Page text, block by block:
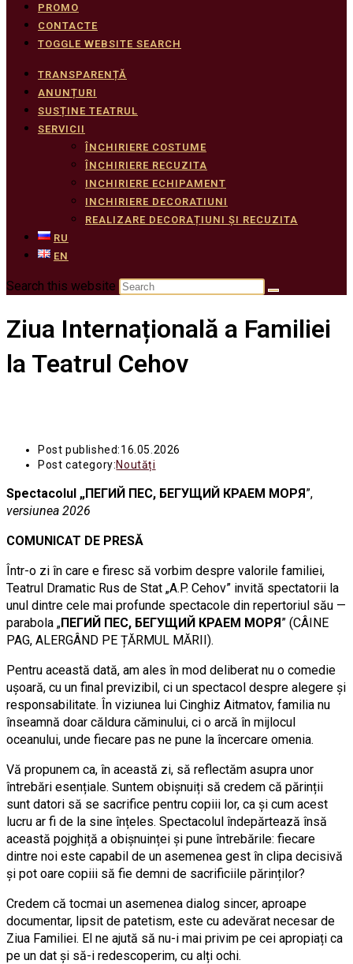
PROMO
CONTACTE
TOGGLE WEBSITE SEARCH
TRANSPARENȚĂ
ANUNȚURI
SUSȚINE TEATRUL
SERVICII
ÎNCHIRIERE COSTUME
ÎNCHIRIERE RECUZITA
INCHIRIERE ECHIPAMENT
INCHIRIERE DECORATIUNI
REALIZARE DECORAȚIUNI ȘI RECUZITA
RU
EN
Search this website
Ziua Internațională a Familiei
la Teatrul Cehov
Post published:16.05.2026
Post category:Noutăți
Spectacolul „ПЕГИЙ ПЕС, БЕГУЩИЙ КРАЕМ МОРЯ”,
versiunea 2026
COMUNICAT DE PRESĂ
Într-o zi în care e firesc să vorbim despre valorile familiei,
Teatrul Dramatic Rus de Stat „A.P. Cehov” invită spectatorii la
unul dintre cele mai profunde spectacole din repertoriul său —
parabola „ПЕГИЙ ПЕС, БЕГУЩИЙ КРАЕМ МОРЯ” (CÂINE
PAG, ALERGÂND PE ȚĂRMUL MĂRII).
Pentru această dată, am ales în mod deliberat nu o comedie
ușoară, cu un final previzibil, ci un spectacol despre alegere și
responsabilitate. În viziunea lui Cinghiz Aitmatov, familia nu
înseamnă doar căldura căminului, ci o arcă în mijlocul
oceanului, unde fiecare pas ne pune la încercare omenia.
Vă propunem ca, în această zi, să reflectăm asupra unor
întrebări esențiale. Suntem obișnuiți să credem că părinții
sunt datori să se sacrifice pentru copiii lor, ca și cum acest
lucru ar fi de la sine înțeles. Spectacolul îndepărtează însă
această pojghiță a obișnuinței și pune întrebările: fiecare
dintre noi este capabil de un asemenea gest în clipa decisivă
și pot oare copiii să fie demni de sacrificiile părinților?
Credem că tocmai un asemenea dialog sincer, aproape
documentar, lipsit de patetism, este cu adevărat necesar de
Ziua Familiei. El ne ajută să nu-i mai privim pe cei apropiați ca
pe un dat și să-i redescoperim, cu alți ochi.